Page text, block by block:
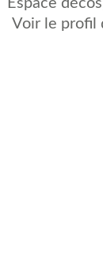
Espace
Voir le profil